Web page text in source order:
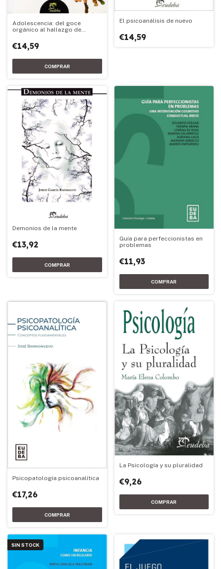
Adolescencia: del goce
orgánico al hallazgo de
€14,59
El psicoanálisis de nuevo
€14,59
Demonios de la mente
€13,92
Guía para perfeccionistas en
problemas
€11,93
Psicopatología psicoanalítica
€17,26
La Psicología y su pluralidad
€9,26
SIN STOCK